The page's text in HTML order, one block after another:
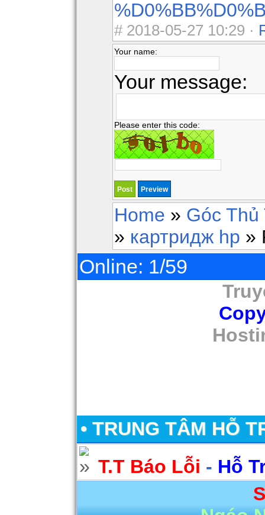
#2018-05-27 10:29 ·
Your name:
Your message:
Please enter this code:
Home » Góc Thủ
» картридж hp »
Online: 1/59
• TRUNG TÂM HỖ
T.T Báo Lỗi - Hỗ